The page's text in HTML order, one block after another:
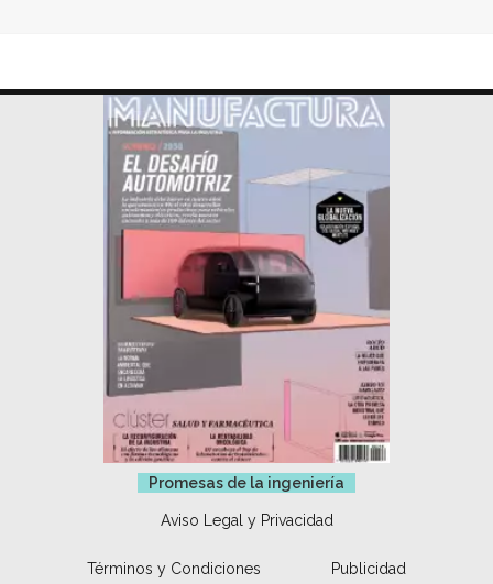
Promesas de la ingeniería
Aviso Legal y Privacidad
Términos y Condiciones Publicidad